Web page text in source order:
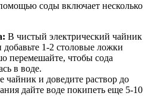
соды включает несколько
В чистый электрический чайник
1-2 столовые ложки
перемешайте, чтобы сода
в воде.
чайник и доведите раствор до
дайте воде покипеть еще 5-10